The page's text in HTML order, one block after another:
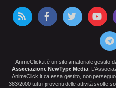
AnimeClick.it è un sito amatoriale gestito
Associazione NewType Media .
AnimeClick.it da essa gestito, non
383/2000 tutti i proventi delle attività svolte